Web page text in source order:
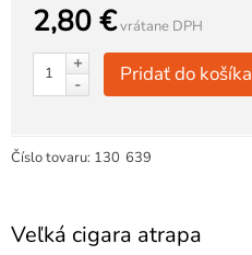
2,80 €vrátane DPH
+
-
Pridať do košíka
Číslo tovaru: 130 639
Veľká cigara atrapa